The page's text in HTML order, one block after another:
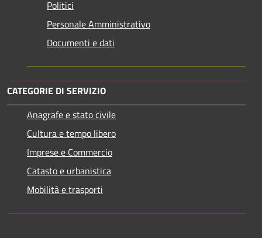
Politici
Personale Amministrativo
Documenti e dati
CATEGORIE DI SERVIZIO
Anagrafe e stato civile
Cultura e tempo libero
Imprese e Commercio
Catasto e urbanistica
Mobilità e trasporti